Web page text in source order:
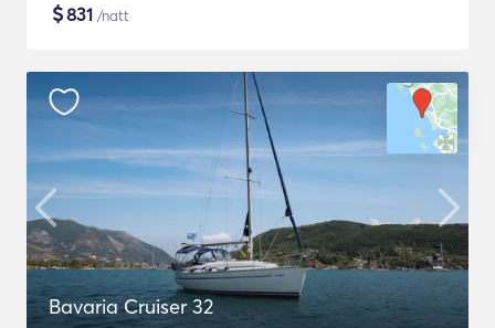
$831 /natt
Bavaria Cruiser 32